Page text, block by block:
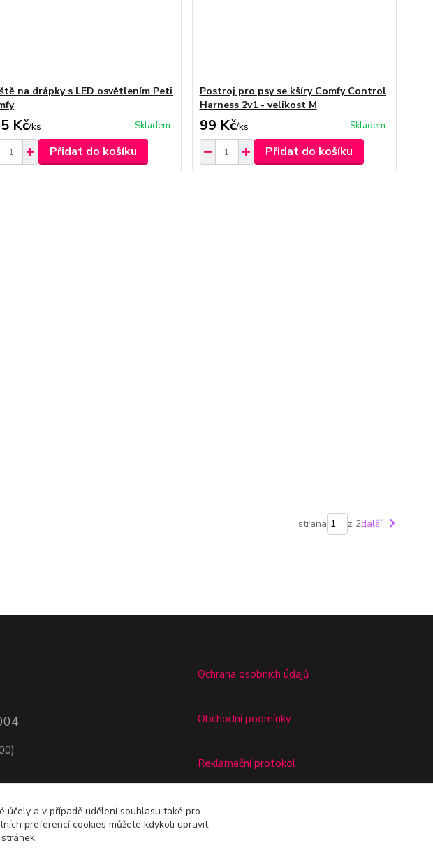
na drápky s LED osvětlením Peti
Kč/ks Skladem
Přidat do košíku
Postroj pro psy se kšíry Comfy Control
Harness 2v1 - velikost M
99 Kč/ks Skladem
Přidat do košíku
strana z 2další
Ochrana osobních údajů
Obchodní podmínky
Reklamační protokol
Odstoupení od kupní smlouvy
účely a v případě udělení souhlasu také pro
preferencí cookies můžete kdykoli upravit